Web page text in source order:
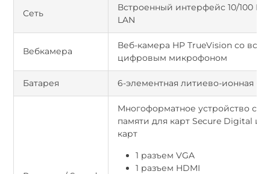
Сеть
Встроенный интерфейс 10/100
LAN
Вебкамера
Веб-камера HP TrueVision со
цифровым микрофоном
Батарея 6-элементная литиево-ионная
Многоформатное устройство
памяти для карт Secure Digital и
карт
1 разъем VGA
1 разъем HDMI